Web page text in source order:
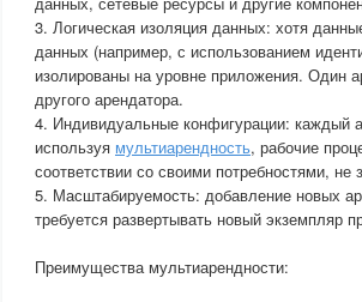
3. Логическая изоляция данных: хотя
данных (например, с использованием
изолированы на уровне приложения. Один
другого арендатора.
4. Индивидуальные конфигурации: каждый
используя мультиарендность, рабочие
соответствии со своими потребностями, не
5. Масштабируемость: добавление новых
требуется развертывать новый экземпляр
Преимущества мультиарендности: